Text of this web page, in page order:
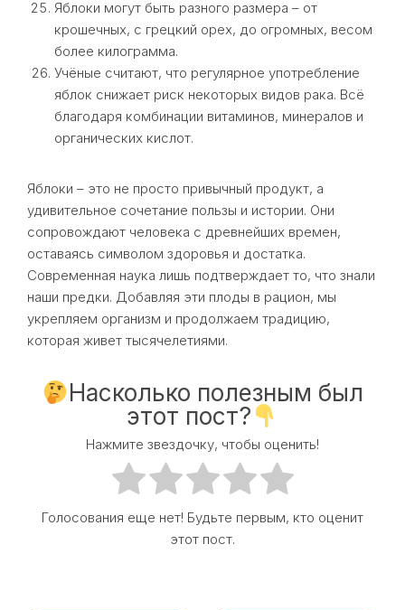
Яблоки могут быть разного размера – от
крошечных, с грецкий орех, до огромных, весом
более килограмма.
Учёные считают, что регулярное употребление
яблок снижает риск некоторых видов рака. Всё
благодаря комбинации витаминов, минералов и
органических кислот.
Яблоки – это не просто привычный продукт, а
удивительное сочетание пользы и истории. Они
сопровождают человека с древнейших времен,
оставаясь символом здоровья и достатка.
Современная наука лишь подтверждает то, что знали
наши предки. Добавляя эти плоды в рацион, мы
укрепляем организм и продолжаем традицию,
которая живет тысячелетиями.
Насколько полезным был
этот пост?
Нажмите звездочку, чтобы оценить!
Голосования еще нет! Будьте первым, кто оценит
этот пост.